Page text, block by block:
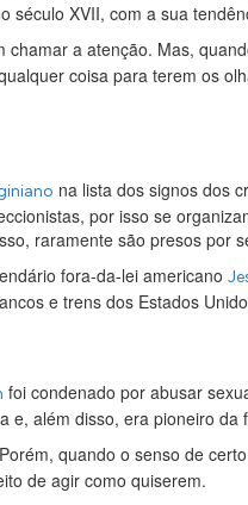
século XVII, com a sua
chamar a atenção. Mas,
coisa para terem os
na lista dos signos dos
por isso se
raramente são presos por
fora-da-lei americano
e trens dos Estados
foi condenado por abusar
e, além disso, era pioneiro da
quando o senso de
de agir como quiserem.